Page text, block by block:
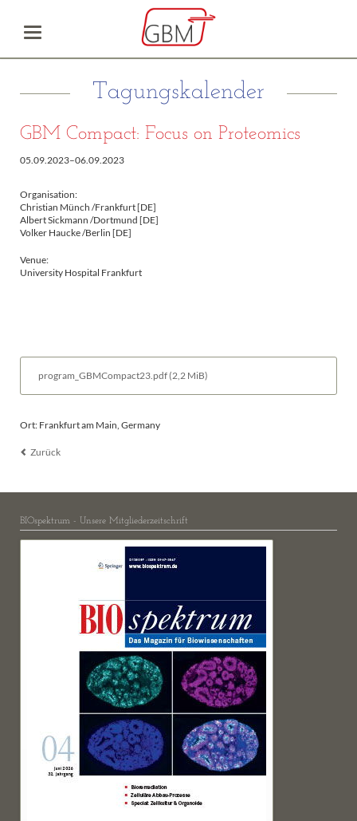
Tagungskalender
GBM Compact: Focus on Proteomics
05.09.2023–06.09.2023
Organisation:
Christian Münch /Frankfurt [DE]
Albert Sickmann /Dortmund [DE]
Volker Haucke /Berlin [DE]
Venue:
University Hospital Frankfurt
program_GBMCompact23.pdf(2,2 MiB)
Ort: Frankfurt am Main, Germany
Zurück
BIOspektrum - Unsere Mitgliederzeitschrift